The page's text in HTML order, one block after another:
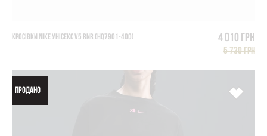
КРОСІВКИ NIKE УНІСЕКС V5 RNR (HQ7901-400) 4 010 грн
5 730 грн
ПРОДАНО